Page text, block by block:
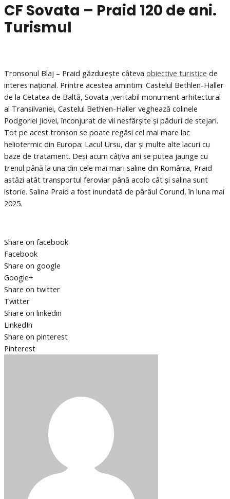
CF Sovata – Praid 120 de ani.
Turismul
Tronsonul Blaj – Praid găzduiește câteva obiective turistice de
interes național. Printre acestea amintim: Castelul Bethlen-Haller
de la Cetatea de Baltă, Sovata ,veritabil monument arhitectural
al Transilvaniei, Castelul Bethlen-Haller veghează colinele
Podgoriei Jidvei, înconjurat de vii nesfârșite și păduri de stejari.
Tot pe acest tronson se poate regăsi cel mai mare lac
heliotermic din Europa: Lacul Ursu, dar și multe alte lacuri cu
baze de tratament. Deși acum câțiva ani se putea jaunge cu
trenul până la una din cele mai mari saline din România, Praid
astăzi atât transportul feroviar până acolo cât și salina sunt
istorie. Salina Praid a fost inundată de pârâul Corund, în luna mai
2025.
Share on facebook
Facebook
Share on google
Google+
Share on twitter
Twitter
Share on linkedin
LinkedIn
Share on pinterest
Pinterest